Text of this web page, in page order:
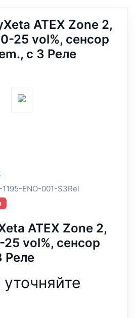
ATEX Zone 2,
25 vol%, сенсор
с 3 Реле
1195-ENO-001-S3Rel
ATEX Zone 2,
vol%, сенсор
Реле